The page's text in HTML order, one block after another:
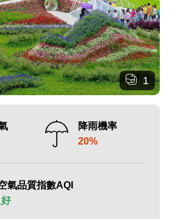
1
降雨機率
20%
氣品質指數AQI